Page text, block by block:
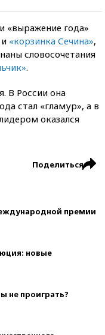
«выражение года»
и «корзинка Сечина»,
словосочетания
.
В России она
стал «гламур», а в
оказался
Поделиться
премии
новые
не проиграть?